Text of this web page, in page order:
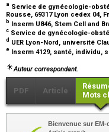
a Service de gynécologie-
Rousse, 69317 Lyon cedex 04,
b Inserm U846, Stem Cell and
c Service de gynécologie-
d UER Lyon-Nord, université
e Inserm 4129, santé, individu,
Auteur correspondant.
PDF Article
Mots
Bienvenue sur